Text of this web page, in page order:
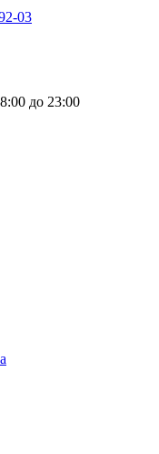
03
до 23:00